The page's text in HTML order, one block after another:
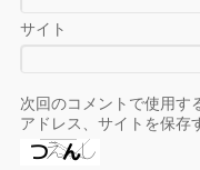
サイト
次回のコメントで使用す
アドレス、サイトを保存